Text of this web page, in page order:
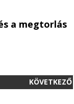
a megtorlás
KÖVETKEZŐ